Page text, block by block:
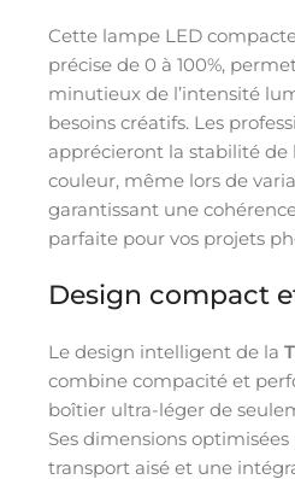
Cette lampe LED
précise de 0 à 100%,
minutieux de l’intensité
besoins créatifs. Les
apprécieront la stabilité
couleur, même lors de
garantissant une
parfaite pour vos projets
Design compact
Le design intelligent de la
combine compacité et
boîtier ultra-léger de
Ses dimensions
transport aisé et une